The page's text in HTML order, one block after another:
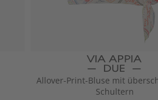
Allover-Print-Bluse mit
Schultern